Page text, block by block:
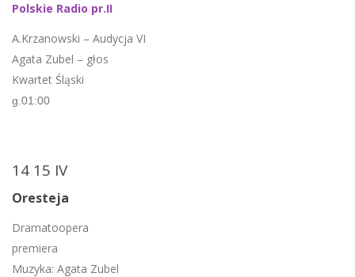
Polskie Radio pr.II
A.Krzanowski – Audycja VI
Agata Zubel – głos
Kwartet Śląski
g.01:00
14 15 IV
Oresteja
Dramatoopera
premiera
Muzyka: Agata Zubel